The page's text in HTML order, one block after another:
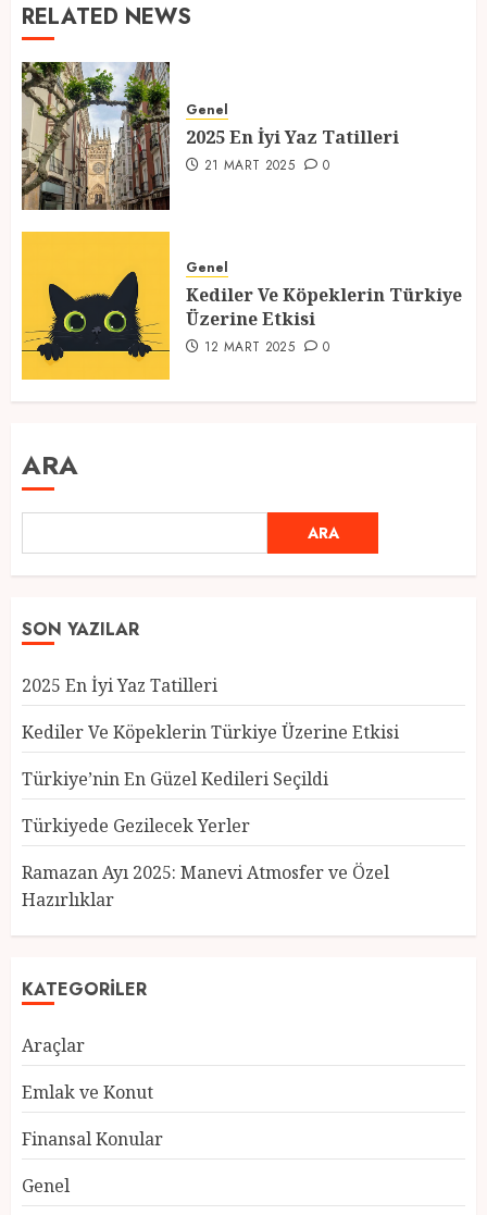
RELATED NEWS
Genel
2025 En İyi Yaz Tatilleri
21 MART 2025 0
Genel
Kediler Ve Köpeklerin Türkiye
Üzerine Etkisi
12 MART 2025 0
ARA
ARA
SON YAZILAR
2025 En İyi Yaz Tatilleri
Kediler Ve Köpeklerin Türkiye Üzerine Etkisi
Türkiye’nin En Güzel Kedileri Seçildi
Türkiyede Gezilecek Yerler
Ramazan Ayı 2025: Manevi Atmosfer ve Özel
Hazırlıklar
KATEGORILER
Araçlar
Emlak ve Konut
Finansal Konular
Genel
Türkiye’nin En Güzel Kedileri
Seçildi
4
Atmosfer ve Özel Hazırlıklar